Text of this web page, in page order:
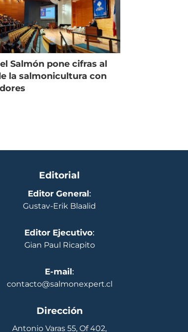
Salmón pone cifras al
la salmonicultura con
Editorial
Editor General:
Gustav-Erik Blaalid
Editor Ejecutivo:
Gian Paul Ricapito
E-mail:
contacto@salmonexpert.cl
Dirección
Antonio Varas 55, Of 402,